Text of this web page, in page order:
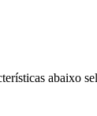
abaixo